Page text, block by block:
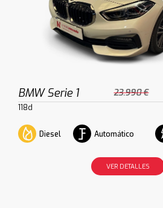
BMW Serie 1 23.990 €
118d
Diesel Automático
VER DETALLES